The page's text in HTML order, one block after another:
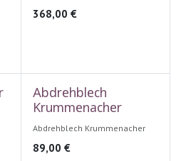
368,00 €
Abdrehblech
Krummenacher
Abdrehblech Krummenacher
89,00 €